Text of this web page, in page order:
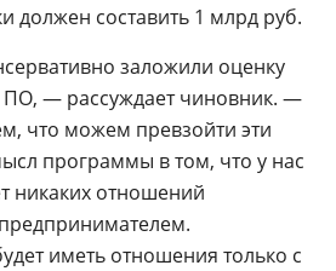
должен составить 1 млрд руб.
заложили оценку
ПО, — рассуждает чиновник. —
что можем превзойти эти
программы в том, что у нас
никаких отношений
иметь отношения только с